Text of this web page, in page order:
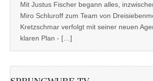
Mit Justus Fischer begann alles,
Miro Schluroff zum Team von
Kretzschmar verfolgt mit seiner neuen
klaren Plan - […]